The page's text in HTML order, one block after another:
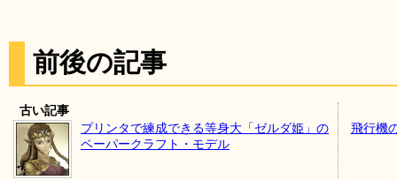
前後の記事
古い記事
プリンタで練成できる等身大「ゼルダ姫」の
ペーパークラフト・モデル
飛行機